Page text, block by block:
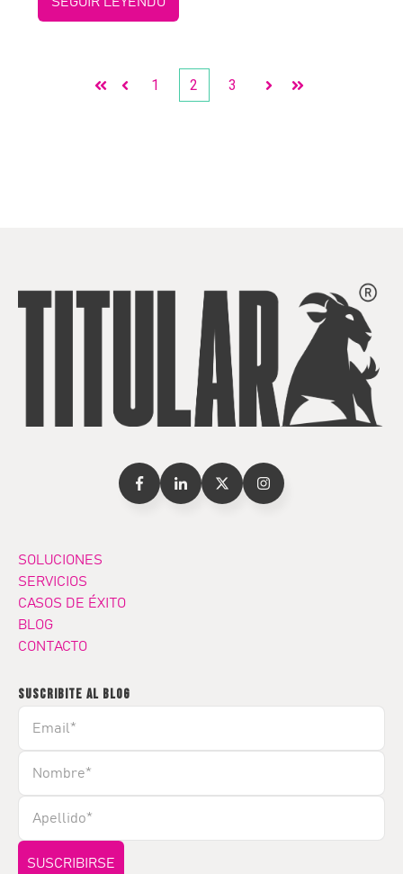
PrimeraAnterior
1 2 3
Siguiente
Última
SOLUCIONES
SERVICIOS
CASOS DE ÉXITO
BLOG
CONTACTO
SUSCRIBITE AL BLOG